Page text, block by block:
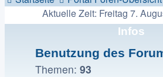
Aktuelle Zeit: Freitag 7.
Infos
Benutzung des
Themen: 93